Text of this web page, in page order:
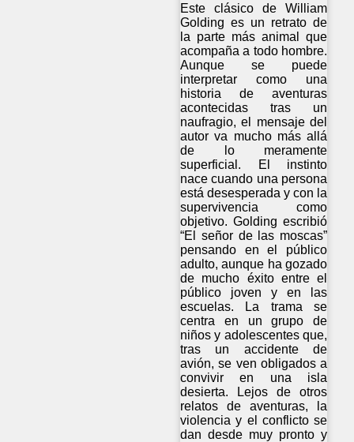
Este clásico de William
Golding es un retrato de
la parte más animal que
acompaña a todo hombre.
Aunque se puede
interpretar como una
historia de aventuras
acontecidas tras un
naufragio, el mensaje del
autor va mucho más allá
de lo meramente
superficial. El instinto
nace cuando una persona
está desesperada y con la
supervivencia como
objetivo. Golding escribió
“El señor de las moscas”
pensando en el público
adulto, aunque ha gozado
de mucho éxito entre el
público joven y en las
escuelas. La trama se
centra en un grupo de
niños y adolescentes que,
tras un accidente de
avión, se ven obligados a
convivir en una isla
desierta. Lejos de otros
relatos de aventuras, la
violencia y el conflicto se
dan desde muy pronto y